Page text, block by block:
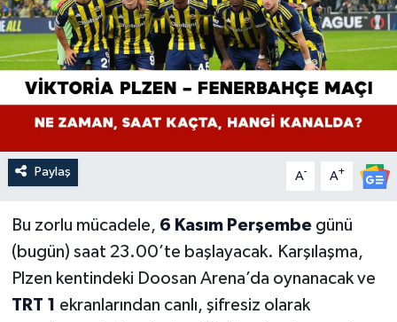
Paylaş A- A+
Bu zorlu mücadele, 6 Kasım Perşembegünü
(bugün) saat 23.00’te başlayacak. Karşılaşma,
Plzen kentindeki Doosan Arena’da oynanacak ve
TRT 1 ekranlarından canlı, şifresiz olarak